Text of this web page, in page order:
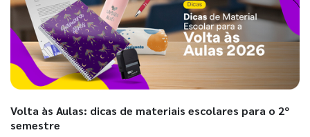
Volta às Aulas: dicas de materiais escolares para o 2º
semestre